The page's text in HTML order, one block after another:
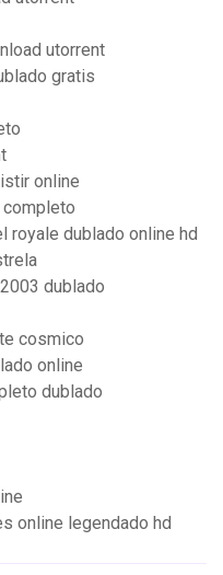
utorrent
gratis
online
royale dublado online hd
dublado
cosmico
online
dublado
online legendado hd